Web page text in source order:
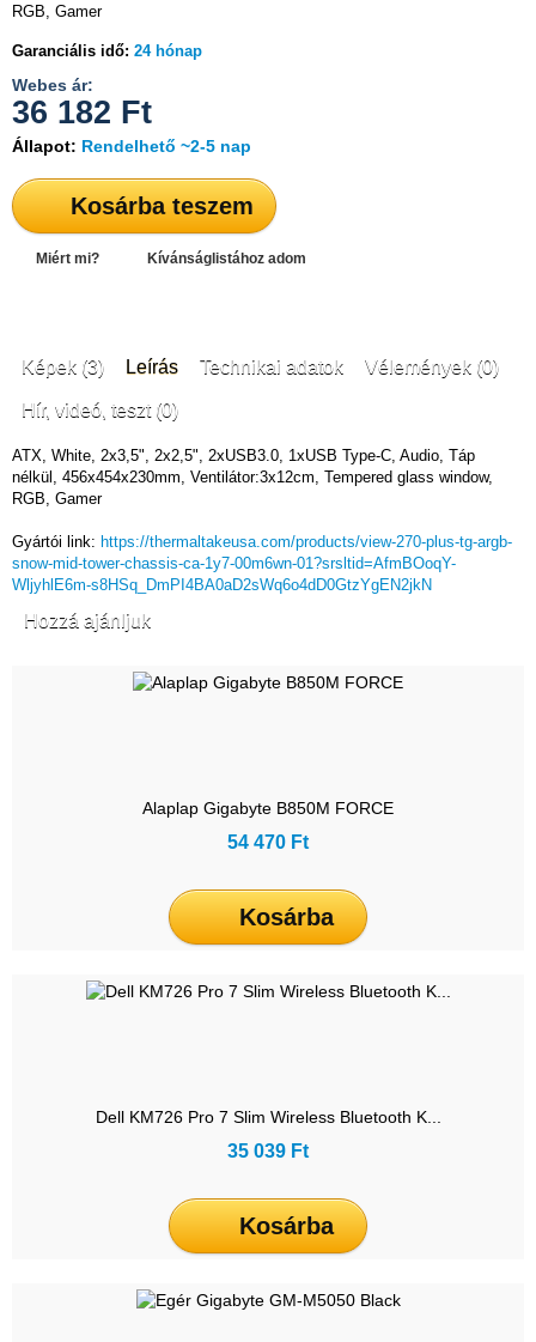
RGB, Gamer
Garanciális idő: 24 hónap
Webes ár:
36 182 Ft
Állapot: Rendelhető ~2-5 nap
Kosárba teszem
Miért mi? Kívánságlistához adom
Képek (3) Leírás Technikai adatok Vélemények (0)
Hír, videó, teszt (0)
ATX, White, 2x3,5", 2x2,5", 2xUSB3.0, 1xUSB Type-C, Audio, Táp
nélkül, 456x454x230mm, Ventilátor:3x12cm, Tempered glass window,
RGB, Gamer
Gyártói link: https://thermaltakeusa.com/products/view-270-plus-tg-argb-
snow-mid-tower-chassis-ca-1y7-00m6wn-01?srsltid=AfmBOoqY-
WljyhlE6m-s8HSq_DmPI4BA0aD2sWq6o4dD0GtzYgEN2jkN
Hozzá ajánljuk
Alaplap Gigabyte B850M FORCE
54 470 Ft
Kosárba
Dell KM726 Pro 7 Slim Wireless Bluetooth K...
35 039 Ft
Kosárba